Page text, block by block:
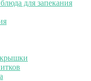
для запекания